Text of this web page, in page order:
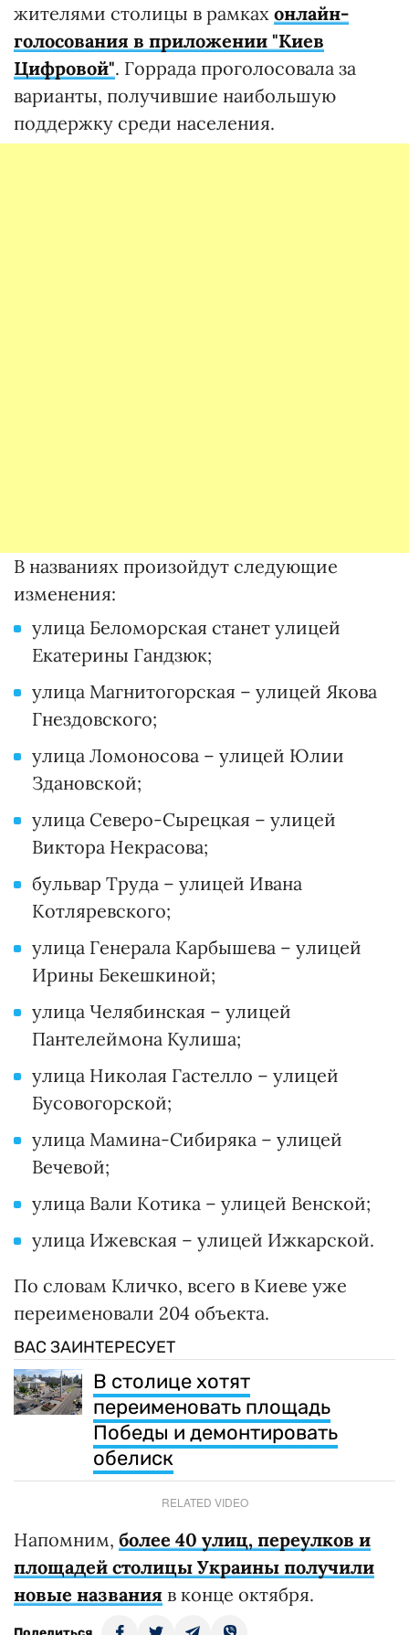
жителями столицы в рамках онлайн-
голосования в приложении "Киев
Цифровой". Горрада проголосовала за
варианты, получившие наибольшую
поддержку среди населения.
В названиях произойдут следующие
изменения:
улица Беломорская станет улицей
Екатерины Гандзюк;
улица Магнитогорская – улицей Якова
Гнездовского;
улица Ломоносова – улицей Юлии
Здановской;
улица Северо-Сырецкая – улицей
Виктора Некрасова;
бульвар Труда – улицей Ивана
Котляревского;
улица Генерала Карбышева – улицей
Ирины Бекешкиной;
улица Челябинская – улицей
Пантелеймона Кулиша;
улица Николая Гастелло – улицей
Бусовогорской;
улица Мамина-Сибиряка – улицей
Вечевой;
улица Вали Котика – улицей Венской;
улица Ижевская – улицей Ижкарской.
По словам Кличко, всего в Киеве уже
переименовали 204 объекта.
ВАС ЗАИНТЕРЕСУЕТ
В столице хотят
переименовать площадь
Победы и демонтировать
обелиск
RELATED VIDEO
Напомним, более 40 улиц, переулков и
площадей столицы Украины получили
новые названия в конце октября.